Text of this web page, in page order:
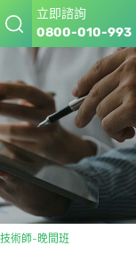
立即諮詢
0800-010-993
術師-晚間班